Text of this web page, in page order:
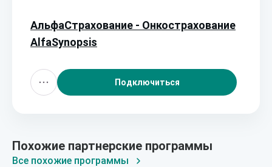
АльфаСтрахование - Онкострахование
AlfaSynopsis
Подключиться
Похожие партнерские программы
Все похожие программы